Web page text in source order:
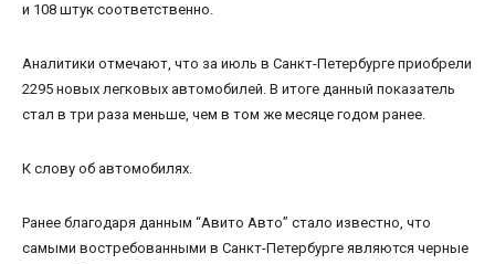
и 108 штук соответственно.
Аналитики отмечают, что за июль в Санкт-Петербурге приобрели
2295 новых легковых автомобилей. В итоге данный показатель
стал в три раза меньше, чем в том же месяце годом ранее.
К слову об автомобилях.
Ранее благодаря данным “Авито Авто” стало известно, что
самыми востребованными в Санкт-Петербурге являются черные